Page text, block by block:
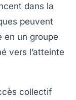
dans la
peuvent
en un groupe
vers l’atteinte
collectif